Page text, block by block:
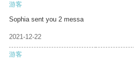
游客
Sophia sent you 2 messa
2021-12-22
游客